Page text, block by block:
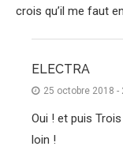
crois qu’il me faut
ELECTRA
25 octobre 2018 -
Oui ! et puis
loin !